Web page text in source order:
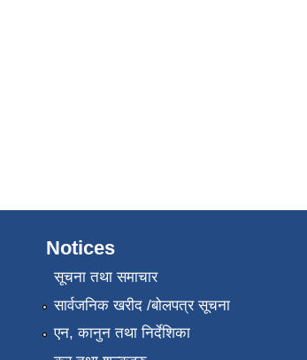
Notices
सूचना तथा समाचार
सार्वजनिक खरीद /बोलपत्र सूचना
एन, कानुन तथा निर्देशिका